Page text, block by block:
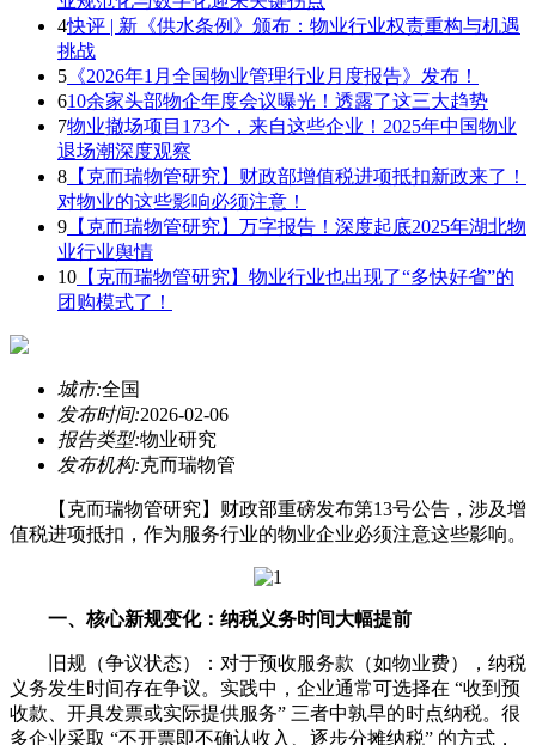
4快评 | 新《供水条例》颁布：物业行业权责重构与机遇
挑战
5 《2026年1月全国物业管理行业月度报告》发布！
610余家头部物企年度会议曝光！透露了这三大趋势
7物业撤场项目173个，来自这些企业！2025年中国物业
退场潮深度观察
8 【克而瑞物管研究】财政部增值税进项抵扣新政来了！
对物业的这些影响必须注意！
9 【克而瑞物管研究】万字报告！深度起底2025年湖北物
业行业舆情
10 【克而瑞物管研究】物业行业也出现了“多快好省”的
团购模式了！
城市:全国
发布时间:2026-02-06
报告类型:物业研究
发布机构:克而瑞物管
【克而瑞物管研究】财政部重磅发布第13号公告，涉及增
值税进项抵扣，作为服务行业的物业企业必须注意这些影响。
一、核心新规变化：纳税义务时间大幅提前
旧规（争议状态）：对于预收服务款（如物业费），纳税
义务发生时间存在争议。实践中，企业通常可选择在 “收到预
收款、开具发票或实际提供服务” 三者中孰早的时点纳税。很
多企业采取 “不开票即不确认收入、逐步分摊纳税” 的方式，